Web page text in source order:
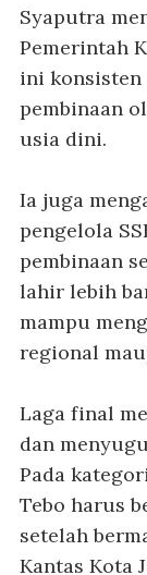
Syaputra
Pemerintah
ini konsisten
pembinaan
usia dini.
Ia juga
pengelola
pembinaan
lahir lebih
mampu
regional
Laga final
dan
Pada
Tebo harus
setelah
Kantas Kota